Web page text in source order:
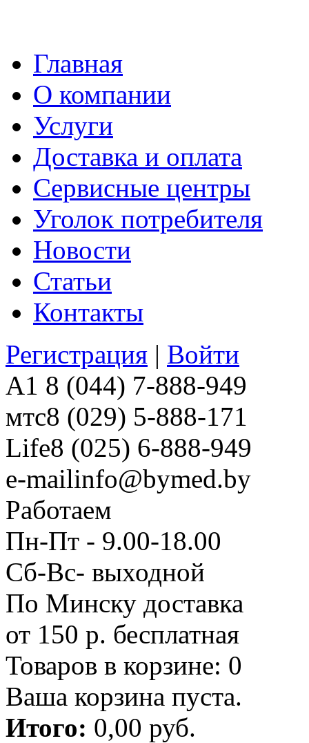
Главная
О компании
Услуги
Доставка и оплата
Сервисные центры
Уголок потребителя
Новости
Статьи
Контакты
Регистрация | Войти
A1 8 (044) 7-888-949
мтс8 (029) 5-888-171
Life8 (025) 6-888-949
e-mailinfo@bymed.by
Работаем
Пн-Пт - 9.00-18.00
Сб-Вс- выходной
По Минску доставка
от 150 р. бесплатная
Товаров в корзине: 0
Ваша корзина пуста.
Итого: 0,00 руб.